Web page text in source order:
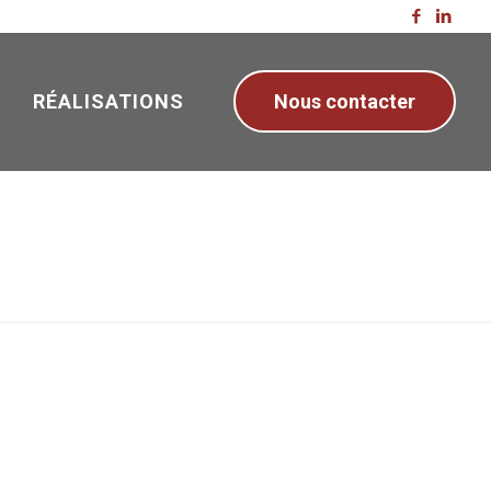
RÉALISATIONS Nous contacter